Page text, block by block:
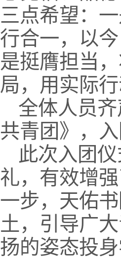
三点希望：
行合一，以
是挺膺担当
局，用实际
全体人员
共青团》，
此次入团
礼，有效增
一步，天佑
土，引导广
扬的姿态投